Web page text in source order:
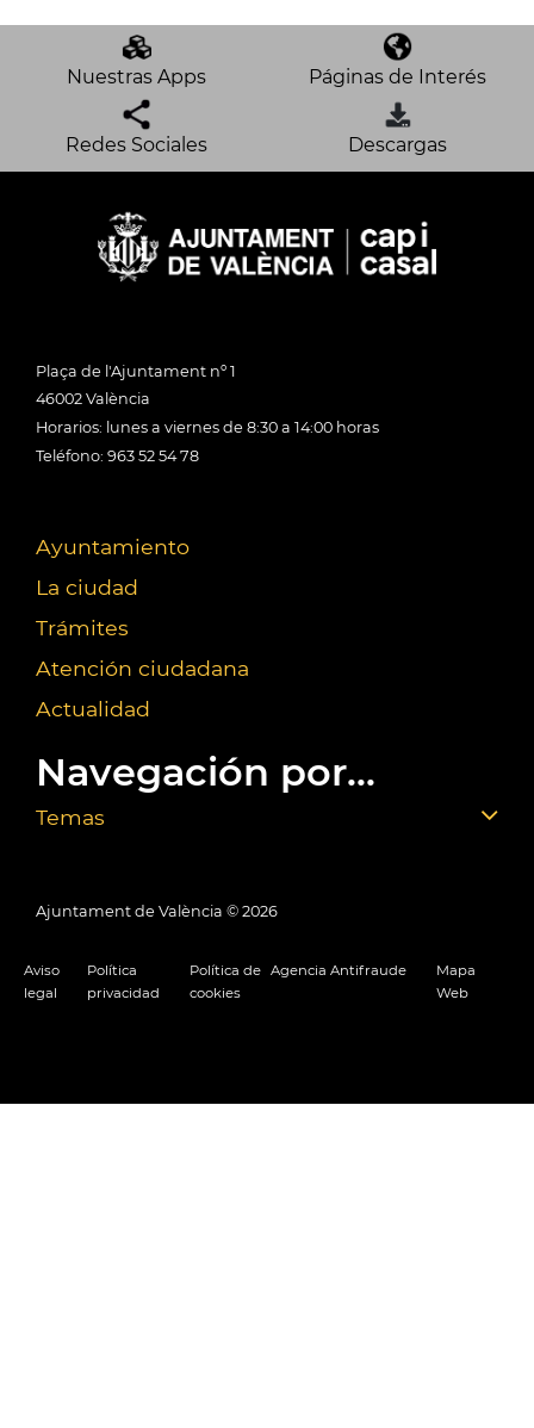
Nuestras Apps Páginas de Interés
Redes Sociales Descargas
Plaça de l'Ajuntament nº 1
46002 València
Horarios: lunes a viernes de 8:30 a 14:00 horas
Teléfono: 963 52 54 78
Ayuntamiento
La ciudad
Trámites
Atención ciudadana
Actualidad
Navegación por...
Temas
Ajuntament de València © 2026
Aviso
legal
Política
privacidad
Política de
cookies
Agencia Antifraude
Mapa
Web